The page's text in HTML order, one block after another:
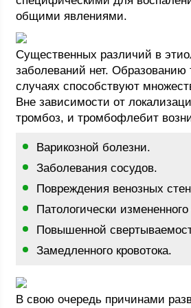
общими явлениями.
Существенных различий в
заболеваний нет. Образованию
случаях способствуют
Вне зависимости от
тромбоз, и тромбофлебит
Варикозной болезни.
Заболевания сосудов.
Повреждения венозных
Патологически
Повышенной
Замедленного кровотока.
В свою очередь причинами